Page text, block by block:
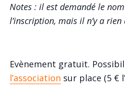
Notes : il est demandé le
l’inscription, mais il n’y a rien
Evènement gratuit.
l’association sur place (5 €